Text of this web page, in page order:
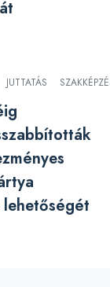
JUTTATÁS